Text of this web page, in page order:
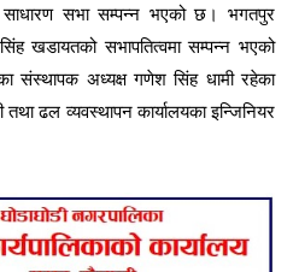
साधारण सभा सम्पन्न भएको छ। भगतपुर
खडायतको सभापतित्वमा सम्पन्न भएको
संस्थापक अध्यक्ष गणेश सिंह धामी रहेका
तथा ढल व्यवस्थापन कार्यालयका इन्जिनियर